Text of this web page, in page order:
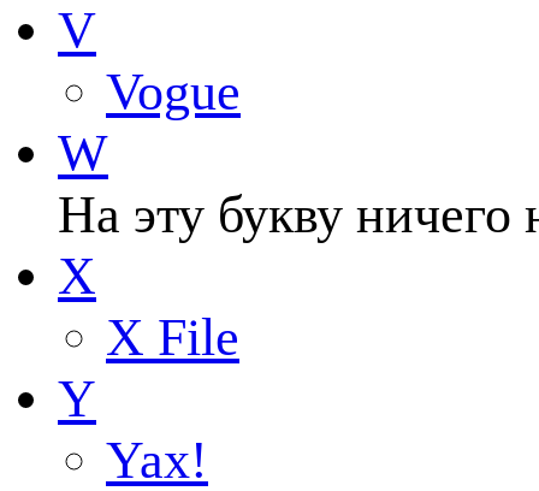
V
Vogue
W
На эту букву ничего
X
X File
Y
Yax!